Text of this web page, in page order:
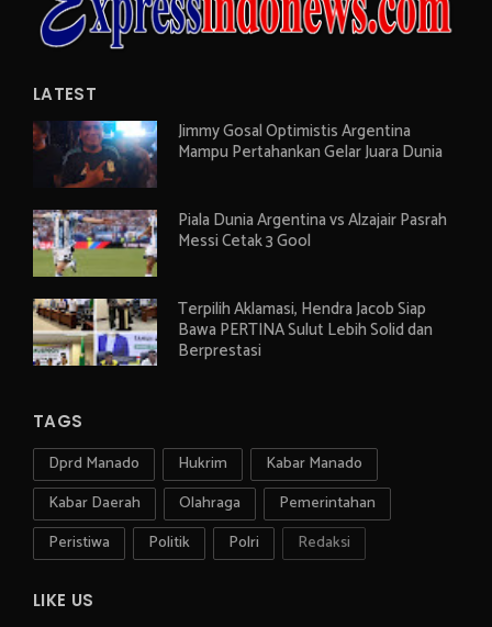
LATEST
Jimmy Gosal Optimistis Argentina
Mampu Pertahankan Gelar Juara Dunia
Piala Dunia Argentina vs Alzajair Pasrah
Messi Cetak 3 Gool
Terpilih Aklamasi, Hendra Jacob Siap
Bawa PERTINA Sulut Lebih Solid dan
Berprestasi
TAGS
Dprd Manado Hukrim
Kabar Manado
Kabar Daerah
Olahraga
Pemerintahan
Peristiwa
Politik Polri Redaksi
LIKE US